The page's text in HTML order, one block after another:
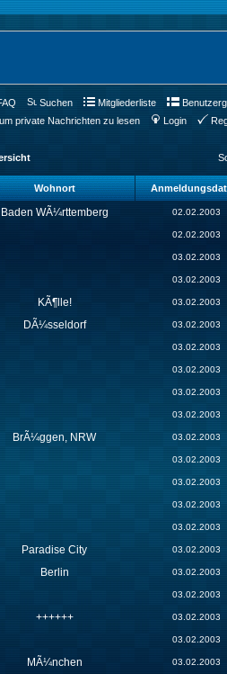
Suchen Mitgliederliste
private Nachrichten zu lesen Login
Wohnort
Baden WÃ¼rttemberg 02.02.2003
02.02.2003
03.02.2003
03.02.2003
KÃ¶lle! 03.02.2003
DÃ¼sseldorf 03.02.2003
03.02.2003
03.02.2003
03.02.2003
03.02.2003
BrÃ¼ggen, NRW 03.02.2003
03.02.2003
03.02.2003
03.02.2003
03.02.2003
Paradise City 03.02.2003
Berlin 03.02.2003
03.02.2003
++++++ 03.02.2003
03.02.2003
MÃ¼nchen 03.02.2003